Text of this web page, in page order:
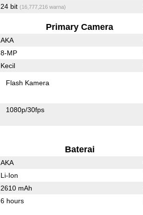
24 bit (16,777,216 warna)
Primary Camera
AKA
8-MP
Kecil
Flash Kamera
1080p/30fps
Baterai
AKA
Li-Ion
2610 mAh
6 hours